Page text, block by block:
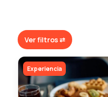
Ver filtros ⇄
Experiencia